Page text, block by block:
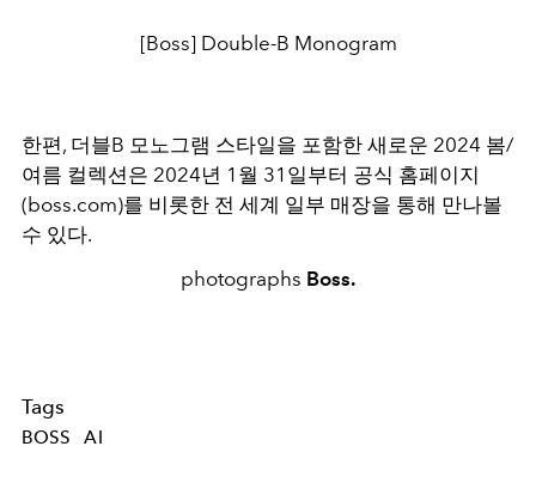
[Boss] Double-B Monogram
한편, 더블B 모노그램 스타일을 포함한 새로운 2024 봄/
여름 컬렉션은 2024년 1월 31일부터 공식 홈페이지
(boss.com)를 비롯한 전 세계 일부 매장을 통해 만나볼
수 있다.
photographs Boss.
Tags
BOSS AI